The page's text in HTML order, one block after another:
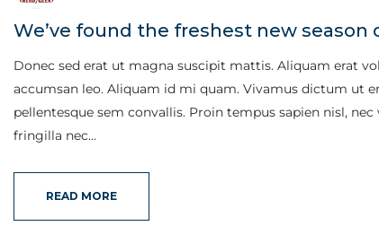
We’ve found the freshest new season
Donec sed erat ut magna suscipit mattis. Aliquam erat
accumsan leo. Aliquam id mi quam. Vivamus dictum ut
pellentesque sem convallis. Proin tempus sapien nisl,
fringilla nec…
READ MORE